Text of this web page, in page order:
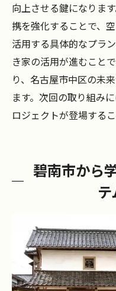
向上させる鍵になりま
携を強化することで、
活用する具体的なプラ
き家の活用が進むこと
り、名古屋市中区の未
ます。次回の取り組み
ロジェクトが登場するこ
碧南市から